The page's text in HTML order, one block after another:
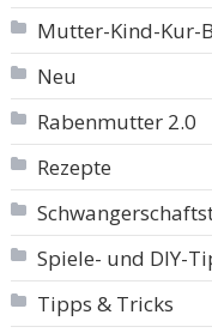
Mutter-Kind-Kur-
Neu
Rabenmutter 2.0
Rezepte
Spiele- und DIY-
Tipps & Tricks